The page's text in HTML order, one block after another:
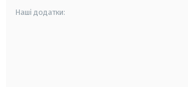
Наші додатки: